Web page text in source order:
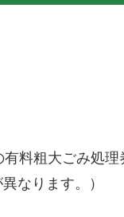
料粗大ごみ処
なります。）